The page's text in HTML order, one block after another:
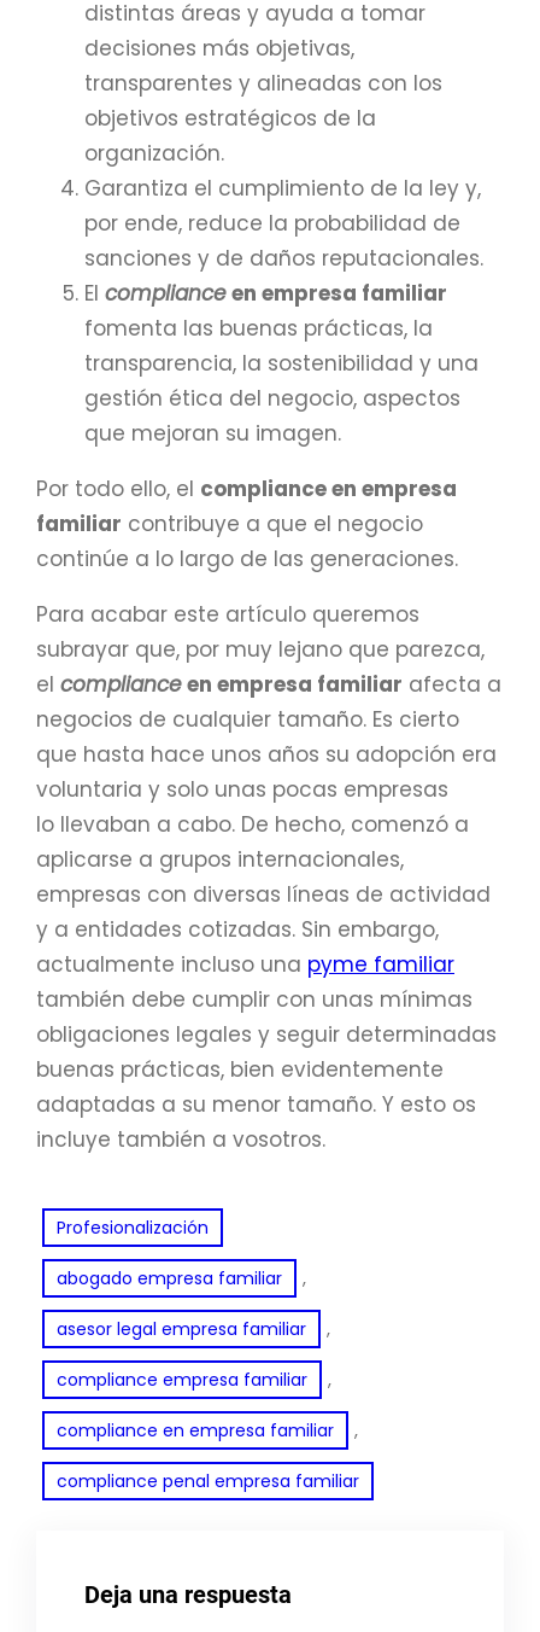
distintas áreas y ayuda a tomar
decisiones más objetivas,
transparentes y alineadas con los
objetivos estratégicos de la
organización.
Garantiza el cumplimiento de la ley y,
por ende, reduce la probabilidad de
sanciones y de daños reputacionales.
El complianceen empresa familiar
fomenta las buenas prácticas, la
transparencia, la sostenibilidad y una
gestión ética del negocio, aspectos
que mejoran su imagen.
Por todo ello, el compliance en empresa
familiar contribuye a que el negocio
continúe a lo largo de las generaciones.
Para acabar este artículo queremos
subrayar que, por muy lejano que parezca,
el complianceen empresa familiar afecta a
negocios de cualquier tamaño. Es cierto
que hasta hace unos años su adopción era
voluntaria y solo unas pocas empresas
lo llevaban a cabo. De hecho, comenzó a
aplicarse a grupos internacionales,
empresas con diversas líneas de actividad
y a entidades cotizadas. Sin embargo,
actualmente incluso una pyme familiar
también debe cumplir con unas mínimas
obligaciones legales y seguir determinadas
buenas prácticas, bien evidentemente
adaptadas a su menor tamaño. Y esto os
incluye también a vosotros.
Profesionalización
abogado empresa familiar ,
asesor legal empresa familiar ,
compliance empresa familiar ,
compliance en empresa familiar ,
compliance penal empresa familiar
Deja una respuesta